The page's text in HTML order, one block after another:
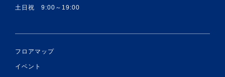
土日祝 9:00～19:00
フロアマップ
イベント